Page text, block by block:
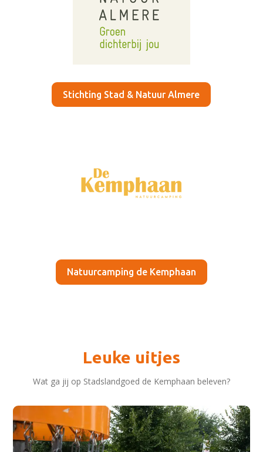
Stichting Stad & Natuur Almere
Natuurcamping de Kemphaan
Leuke uitjes
Wat ga jij op Stadslandgoed de Kemphaan beleven?